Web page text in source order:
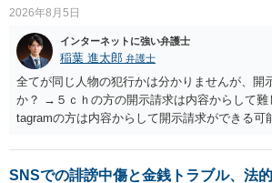
2026年8月5日
インターネットに強い弁護士
稲葉 進太郎 弁護士
全てが同じ人物の犯行かは分かりませんが、開
か？ →５ｃｈの方の開示請求は内容からして難
tagramの方は内容からして開示請求ができる可
いでしょう。７月中にアカウントが削除されて
ても失敗する可能性が高いように思われます。
SNSでの誹謗中傷と金銭トラブル、法